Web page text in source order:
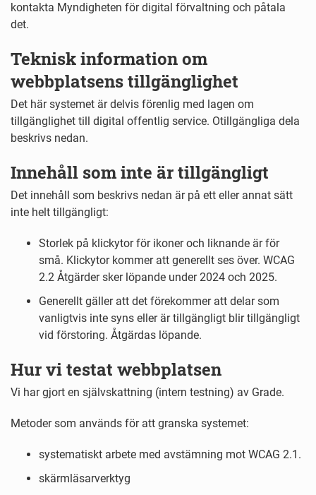
kontakta Myndigheten för digital förvaltning och påtala
det.
Teknisk information om
webbplatsens tillgänglighet
Det här systemet är delvis förenlig med lagen om
tillgänglighet till digital offentlig service. Otillgängliga dela
beskrivs nedan.
Innehåll som inte är tillgängligt
Det innehåll som beskrivs nedan är på ett eller annat sätt
inte helt tillgängligt:
Storlek på klickytor för ikoner och liknande är för
små. Klickytor kommer att generellt ses över. WCAG
2.2 Åtgärder sker löpande under 2024 och 2025.
Generellt gäller att det förekommer att delar som
vanligtvis inte syns eller är tillgängligt blir tillgängligt
vid förstoring. Åtgärdas löpande.
Hur vi testat webbplatsen
Vi har gjort en självskattning (intern testning) av Grade.
Metoder som används för att granska systemet:
systematiskt arbete med avstämning mot WCAG 2.1.
skärmläsarverktyg